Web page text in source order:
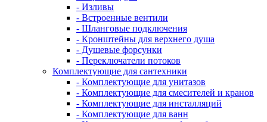
- Изливы
- Встроенные вентили
- Шланговые подключения
- Кронштейны для верхнего душа
- Душевые форсунки
- Переключатели потоков
Комплектующие для сантехники
- Комплектующие для унитазов
- Комплектующие для смесителей и кранов
- Комплектующие для инсталляций
- Комплектующие для ванн